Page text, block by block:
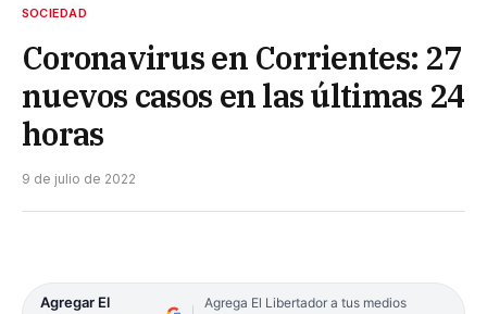
SOCIEDAD
Coronavirus en Corrientes: 27
nuevos casos en las últimas 24
horas
9 de julio de 2022
Agregar El
Agrega El Libertador a tus medios